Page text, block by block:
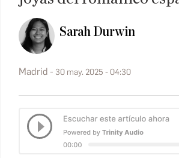
Sarah Durwin
Madrid 30 may. 2025 - 04:30